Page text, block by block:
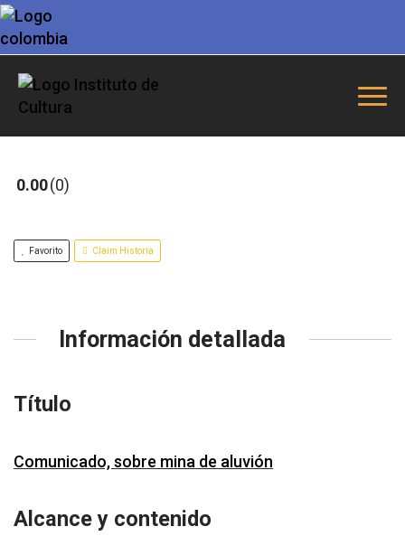
0.00 0
Favorito Claim Historia
Información detallada
Título
Comunicado, sobre mina de aluvión
Alcance y contenido